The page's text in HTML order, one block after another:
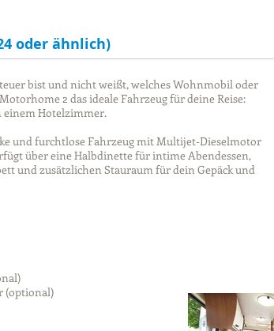
oder ähnlich)
bist und nicht weißt, welches Wohnmobil oder
2 das ideale Fahrzeug für deine Reise:
einem Hotelzimmer.
und furchtlose Fahrzeug mit Multijet-Dieselmotor
über eine Halbdinette für intime Abendessen,
und zusätzlichen Stauraum für dein Gepäck und
(optional)